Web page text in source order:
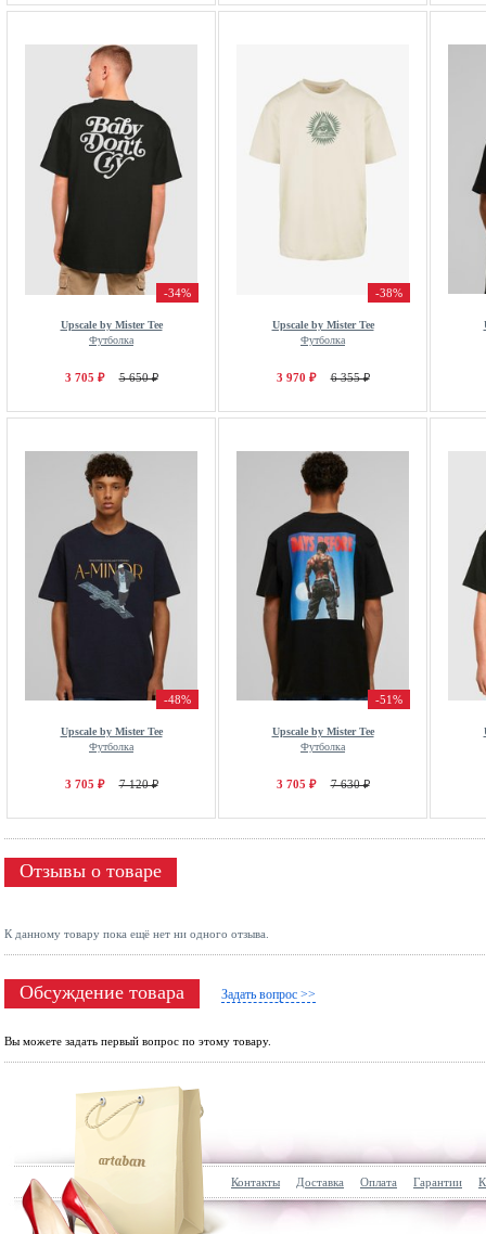
-34%
Upscale by Mister Tee
Футболка
3 705 ₽ 5 650 ₽
-38%
Upscale by Mister Tee
Футболка
3 970 ₽ 6 355 ₽
-48%
Upscale by Mister Tee
Футболка
3 705 ₽ 7 120 ₽
-51%
Upscale by Mister Tee
Футболка
3 705 ₽ 7 630 ₽
Отзывы о товаре
К данному товару пока ещё нет ни одного отзыва.
Обсуждение товара Задать вопрос >>
Вы можете задать первый вопрос по этому товару.
Контакты Доставка Оплата Гарантии